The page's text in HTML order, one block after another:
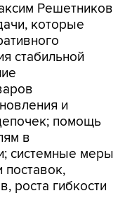
Решетников
которые
стабильной
и
помощь
в
системные меры
поставок,
роста гибкости